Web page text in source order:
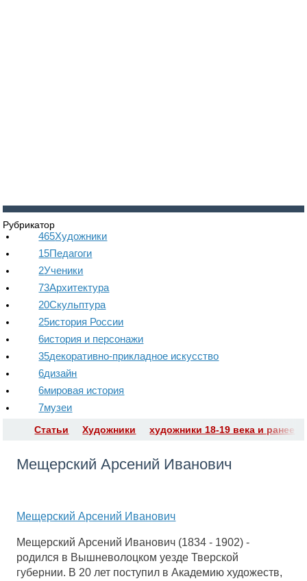
Рубрикатор
465Художники
15Педагоги
2Ученики
73Архитектура
20Скульптура
25история России
6история и персонажи
35декоративно-прикладное искусство
6дизайн
6мировая история
7музеи
Статьи Художники художники 18-19 века и ранее
Мещерский Арсений Иванович
Мещерский Арсений Иванович
Мещерский Арсений Иванович (1834 - 1902) -
родился в Вышневолоцком уезде Тверской
губернии. В 20 лет поступил в Академию художеств,